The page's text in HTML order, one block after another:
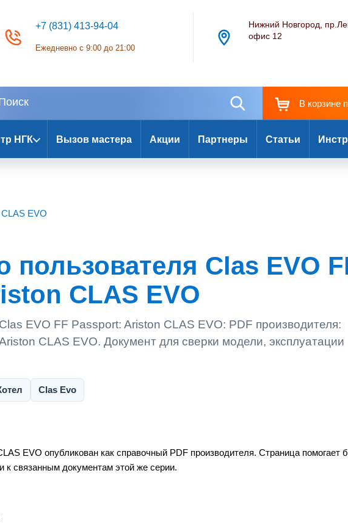
+7 (831) 413-94-04
Ежедневно с 9:00 до 21:00
Нижний Новгород,
офис 12
В корзине
НГК Вызов мастера Акции Партнеры Статьи
EVO
пользователя Clas EVO
CLAS EVO
EVO FF Passport: Ariston CLAS EVO: PDF производителя:
CLAS EVO. Документ для сверки модели, эксплуатации
Clas Evo
EVO опубликован как справочный PDF производителя. Страница
к связанным документам этой же серии.